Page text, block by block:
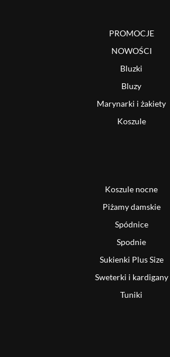
PROMOCJE
NOWOŚCI
Bluzki
Bluzy
Marynarki i żakiety
Koszule
Koszule nocne
Piżamy damskie
Spódnice
Spodnie
Sukienki Plus Size
Sweterki i kardigany
Tuniki